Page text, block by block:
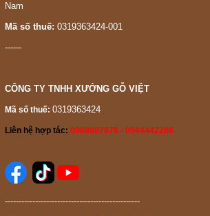
Nam
Mã số thuế: 0319363424-001
------
CÔNG TY TNHH XƯỞNG GỖ VIỆT
Mã số thuế: 0319363424
Liên hệ hợp tác: 0988887878 - 0944442288
-------------------------------------------------